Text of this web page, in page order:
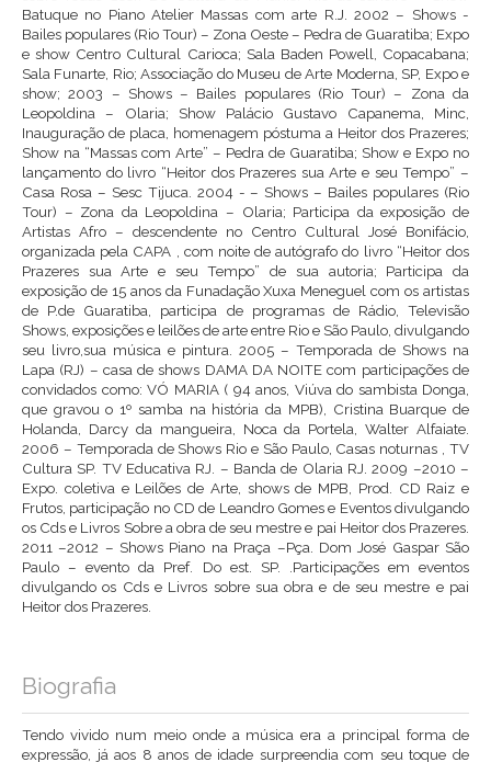
Batuque no Piano Atelier Massas com arte R.J. 2002 – Shows -
Bailes populares (Rio Tour) – Zona Oeste – Pedra de Guaratiba; Expo
e show Centro Cultural Carioca; Sala Baden Powell, Copacabana;
Sala Funarte, Rio; Associação do Museu de Arte Moderna, SP, Expo e
show; 2003 – Shows – Bailes populares (Rio Tour) – Zona da
Leopoldina – Olaria; Show Palácio Gustavo Capanema, Minc,
Inauguração de placa, homenagem póstuma a Heitor dos Prazeres;
Show na “Massas com Arte” – Pedra de Guaratiba; Show e Expo no
lançamento do livro “Heitor dos Prazeres sua Arte e seu Tempo” –
Casa Rosa – Sesc Tijuca. 2004 - – Shows – Bailes populares (Rio
Tour) – Zona da Leopoldina – Olaria; Participa da exposição de
Artistas Afro – descendente no Centro Cultural José Bonifácio,
organizada pela CAPA , com noite de autógrafo do livro “Heitor dos
Prazeres sua Arte e seu Tempo” de sua autoria; Participa da
exposição de 15 anos da Funadação Xuxa Meneguel com os artistas
de P.de Guaratiba, participa de programas de Rádio, Televisão
Shows, exposições e leilões de arte entre Rio e São Paulo, divulgando
seu livro,sua música e pintura. 2005 – Temporada de Shows na
Lapa (RJ) – casa de shows DAMA DA NOITE com participações de
convidados como: VÓ MARIA ( 94 anos, Viúva do sambista Donga,
que gravou o 1º samba na história da MPB), Cristina Buarque de
Holanda, Darcy da mangueira, Noca da Portela, Walter Alfaiate.
2006 – Temporada de Shows Rio e São Paulo, Casas noturnas , TV
Cultura SP. TV Educativa RJ. – Banda de Olaria RJ. 2009 –2010 –
Expo. coletiva e Leilões de Arte, shows de MPB, Prod. CD Raiz e
Frutos, participação no CD de Leandro Gomes e Eventos divulgando
os Cds e Livros Sobre a obra de seu mestre e pai Heitor dos Prazeres.
2011 –2012 – Shows Piano na Praça –Pça. Dom José Gaspar São
Paulo – evento da Pref. Do est. SP. .Participações em eventos
divulgando os Cds e Livros sobre sua obra e de seu mestre e pai
Heitor dos Prazeres.
Biografia
Tendo vivido num meio onde a música era a principal forma de
expressão, já aos 8 anos de idade surpreendia com seu toque de